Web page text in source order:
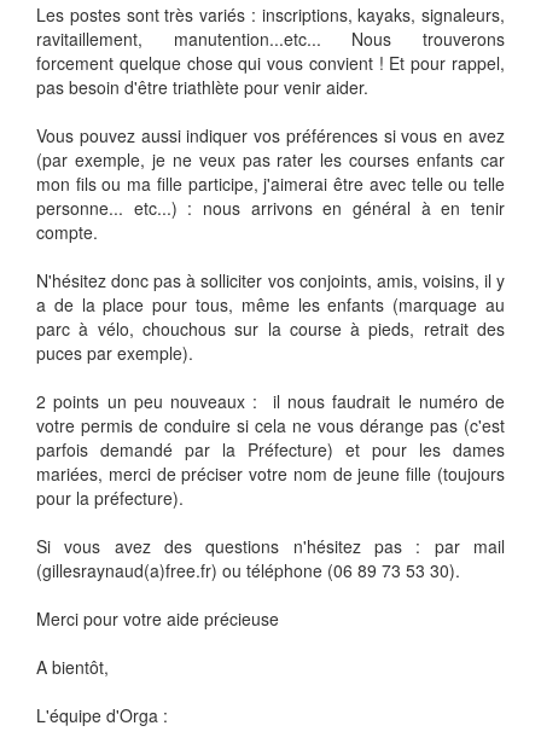
Les postes sont très variés : inscriptions, kayaks, signaleurs,
ravitaillement, manutention...etc... Nous trouverons
forcement quelque chose qui vous convient ! Et pour rappel,
pas besoin d'être triathlète pour venir aider.
Vous pouvez aussi indiquer vos préférences si vous en avez
(par exemple, je ne veux pas rater les courses enfants car
mon fils ou ma fille participe, j'aimerai être avec telle ou telle
personne... etc...) : nous arrivons en général à en tenir
compte.
N'hésitez donc pas à solliciter vos conjoints, amis, voisins, il y
a de la place pour tous, même les enfants (marquage au
parc à vélo, chouchous sur la course à pieds, retrait des
puces par exemple).
2 points un peu nouveaux : il nous faudrait le numéro de
votre permis de conduire si cela ne vous dérange pas (c'est
parfois demandé par la Préfecture) et pour les dames
mariées, merci de préciser votre nom de jeune fille (toujours
pour la préfecture).
Si vous avez des questions n'hésitez pas : par mail
(gillesraynaud(a)free.fr) ou téléphone (06 89 73 53 30).
Merci pour votre aide précieuse
A bientôt,
L'équipe d'Orga :